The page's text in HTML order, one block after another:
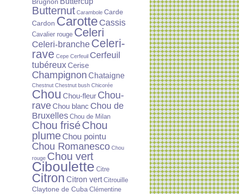
Butternut Carambole Carde
Cardon Carotte Cassis
Cavalier rouge Celeri
Celeri-branche Celeri-
rave Cepe Cerfeuil Cerfeuil
tubéreuxCerise
Champignon Chataigne
Chestnut Chestnut bush Chicorée
Chou Chou-fleur Chou-
raveChou blanc Chou de
Bruxelles Chou de Milan
Chou friséChou
plume Chou pointu
Chou Romanesco Chou
rouge Chou vert
Ciboulette Citre
Citron Citron vert Citrouille
Claytone de Cuba Clémentine